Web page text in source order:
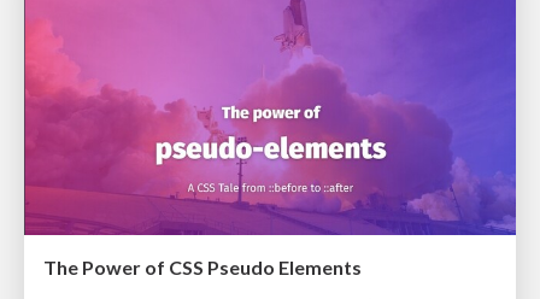
The Power of CSS Pseudo Elements